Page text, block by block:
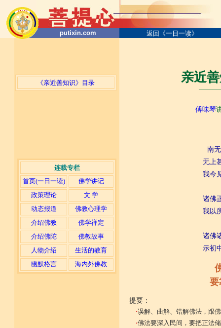
putixin.com 返回《一日一读》
《亲近善知识》目录
连载专栏
首页(一日一读)
佛学讲记
政策理论
文 学
动态报道
佛教心理学
介绍佛教
佛学禅定
介绍佛陀
佛教故事
人物介绍
生活的教育
幽默格言
海内外佛教
亲近
傅味琴
南
无上
我今
诸佛
我以
诸佛
示初
要
提要：
·误解、曲解、错解佛法，跟
·佛法要深入民间，要把正法